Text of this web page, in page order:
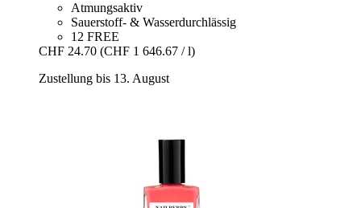
Atmungsaktiv
Sauerstoff- & Wasserdurchlässig
12 FREE
CHF 24.70 (CHF 1 646.67 / l)
Zustellung bis 13. August